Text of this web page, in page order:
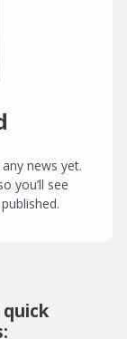
news yet.
you’ll see